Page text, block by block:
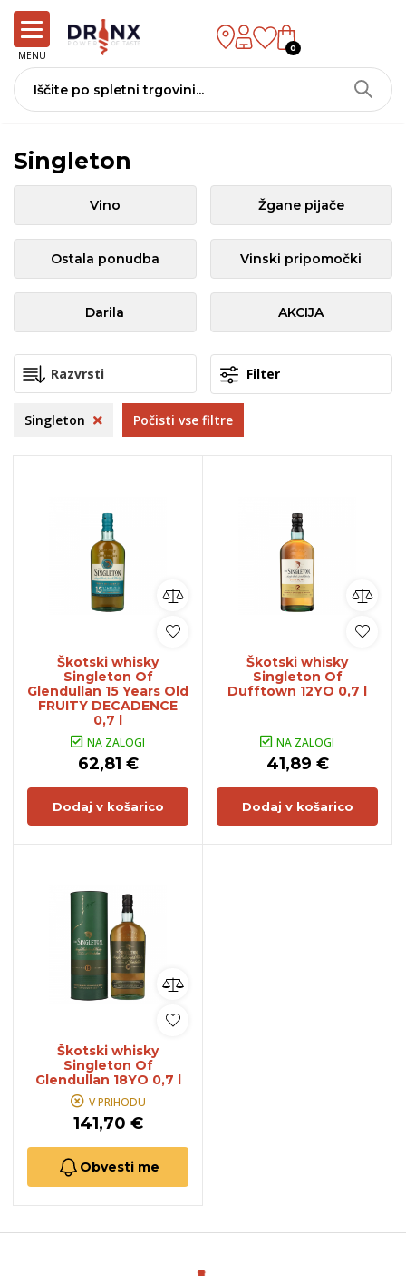
MENU
0
Singleton
Vino Žgane pijače
Ostala ponudba Vinski pripomočki
Darila AKCIJA
Filter
Singleton Počisti vse filtre
Škotski whisky
Singleton Of
Glendullan 15 Years Old
FRUITY DECADENCE
0,7 l
NA ZALOGI
62,81 €
Dodaj v košarico
Škotski whisky
Singleton Of
Dufftown 12YO 0,7 l
NA ZALOGI
41,89 €
Dodaj v košarico
Škotski whisky
Singleton Of
Glendullan 18YO 0,7 l
V PRIHODU
141,70 €
Obvesti me